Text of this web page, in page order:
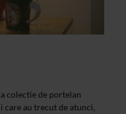
colectie de portelan
care au trecut de atunci,